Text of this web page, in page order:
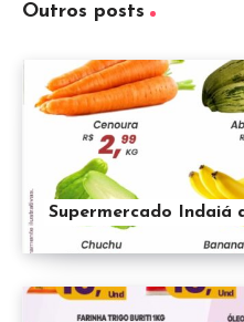
Outros posts
Supermercado Indaiá